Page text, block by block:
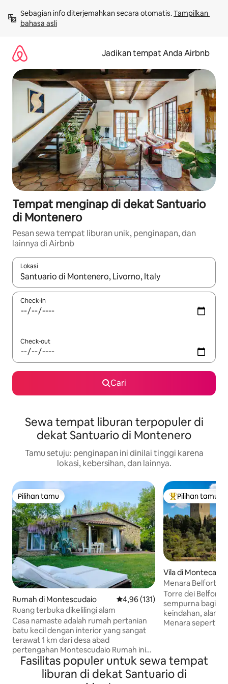
langsung
lihat
Sebagian info diterjemahkan secara otomatis. Tampilkan
bahasa asli
Jadikan tempat Anda Airbnb
Tempat menginap di dekat Santuario
di Montenero
Pesan sewa tempat liburan unik, penginapan, dan
lainnya di Airbnb
Lokasi
Jika hasil yang dicari tersedia, telusuri dengan tombol panah
Check-in
Check-out
Cari
Sewa tempat liburan terpopuler di
dekat Santuario di Montenero
Tamu setuju: penginapan ini dinilai tinggi karena
lokasi, kebersihan, dan lainnya.
Pilihan tamu
Pilihan tamu
Rumah di Montescudaio Nilai rata-rata 4,96 dari 5, 131
4,96 (131)
Ruang terbuka dikelilingi alam
Casa namaste adalah rumah pertanian
batu kecil dengan interior yang sangat
terawat 1 km dari desa abad
pertengahan Montescudaio Rumah ini
benar - benar dikelilingi oleh hutan dan
pohon ek berusia berabad - abad
berjarak 150 meter sungai Cecina
Pilihan tamu
Pilihan tamu
Vila di Montecatini
ina
Menara Belforti
Torre dei Belforti
sempurna bagi
keindahan, alam,
Menara seperti
gang cemara,
juga merupakan
terpelihara
Fasilitas populer untuk sewa tempat
liburan di dekat Santuario di